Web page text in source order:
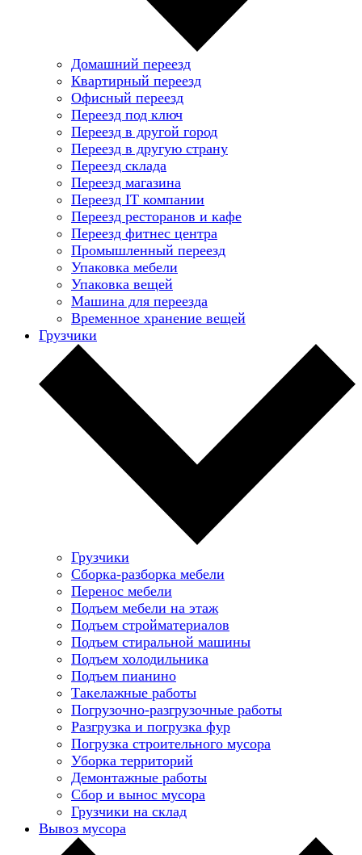
Домашний переезд
Квартирный переезд
Офисный переезд
Переезд под ключ
Переезд в другой город
Переезд в другую страну
Переезд склада
Переезд магазина
Переезд IT компании
Переезд ресторанов и кафе
Переезд фитнес центра
Промышленный переезд
Упаковка мебели
Упаковка вещей
Машина для переезда
Временное хранение вещей
Грузчики
Грузчики
Сборка-разборка мебели
Перенос мебели
Подъем мебели на этаж
Подъем стройматериалов
Подъем стиральной машины
Подъем холодильника
Подъем пианино
Такелажные работы
Погрузочно-разгрузочные работы
Разгрузка и погрузка фур
Погрузка строительного мусора
Уборка территорий
Демонтажные работы
Сбор и вынос мусора
Грузчики на склад
Вывоз мусора